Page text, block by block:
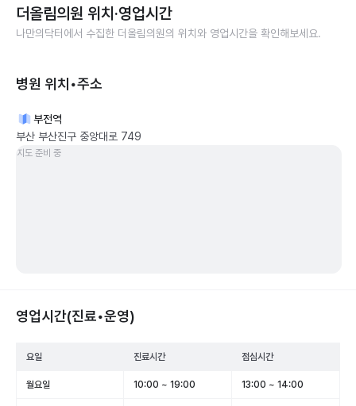
더올림의원 위치·영업시간
나만의닥터에서 수집한 더올림의원의 위치와 영업시간을 확인해보세요.
병원 위치•주소
부전역
부산 부산진구 중앙대로 749
지도 준비 중
영업시간(진료•운영)
요일 진료시간 점심시간
월요일 10:00 ~ 19:00 13:00 ~ 14:00